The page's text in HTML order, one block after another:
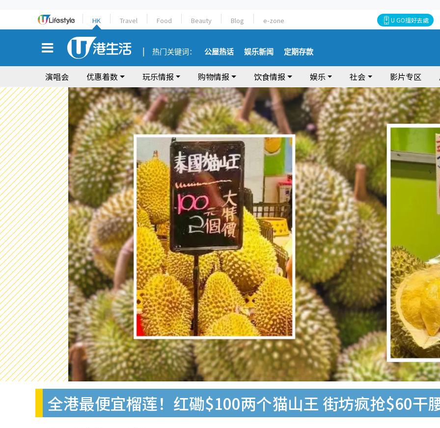
HK Travel Food Beauty Blog e-zone U GO搵好去處
热门关键词： 公屋热话 娱乐新闻 定期存款
演唱会 优惠着数 玩乐情报 购物情报 饮食情报 娱乐 社会 影片专区
全港最便宜榴莲！红磡$100两个猫山王 街坊疯抢$60干